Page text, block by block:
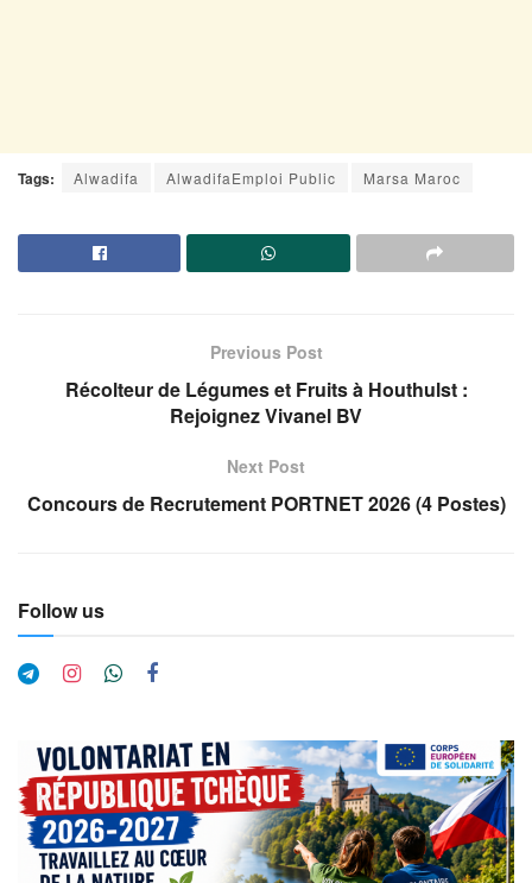
Tags: Alwadifa AlwadifaEmploi Public Marsa Maroc
Previous Post
Récolteur de Légumes et Fruits à Houthulst :
Rejoignez Vivanel BV
Next Post
Concours de Recrutement PORTNET 2026 (4 Postes)
Follow us